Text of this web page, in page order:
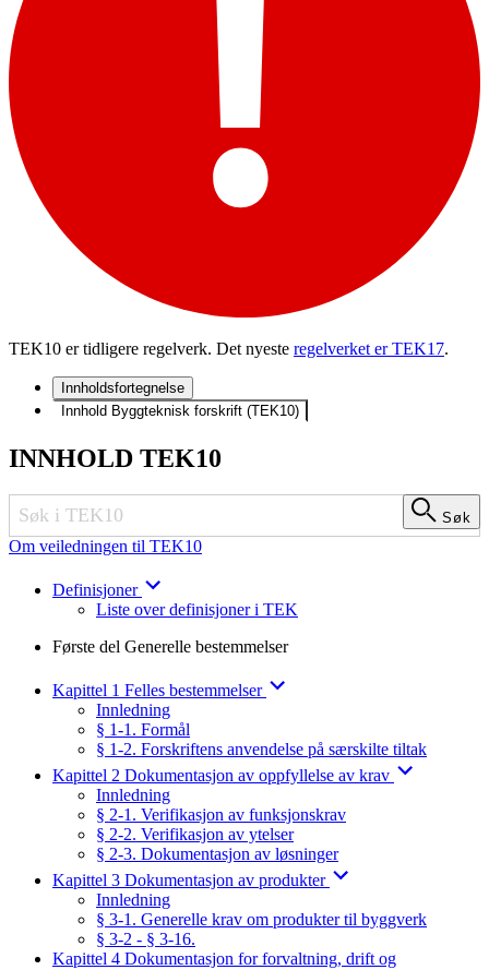
TEK10 er tidligere regelverk. Det nyeste regelverket er TEK17.
Innholdsfortegnelse
Innhold Byggteknisk forskrift (TEK10)
INNHOLD TEK10
Søk
Om veiledningen til TEK10
Definisjoner
Liste over definisjoner i TEK
Første del Generelle bestemmelser
Kapittel 1 Felles bestemmelser
Innledning
§ 1-1. Formål
§ 1-2. Forskriftens anvendelse på særskilte tiltak
Kapittel 2 Dokumentasjon av oppfyllelse av krav
Innledning
§ 2-1. Verifikasjon av funksjonskrav
§ 2-2. Verifikasjon av ytelser
§ 2-3. Dokumentasjon av løsninger
Kapittel 3 Dokumentasjon av produkter
Innledning
§ 3-1. Generelle krav om produkter til byggverk
§ 3-2 - § 3-16.
Kapittel 4 Dokumentasjon for forvaltning, drift og